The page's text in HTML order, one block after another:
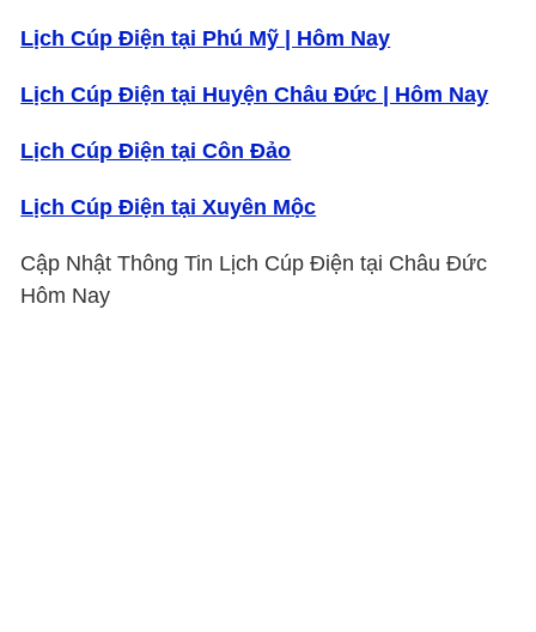
Lịch Cúp Điện tại Phú Mỹ | Hôm Nay
Lịch Cúp Điện tại Huyện Châu Đức | Hôm Nay
Lịch Cúp Điện tại Côn Đảo
Lịch Cúp Điện tại Xuyên Mộc
Cập Nhật Thông Tin Lịch Cúp Điện tại Châu Đức
Hôm Nay